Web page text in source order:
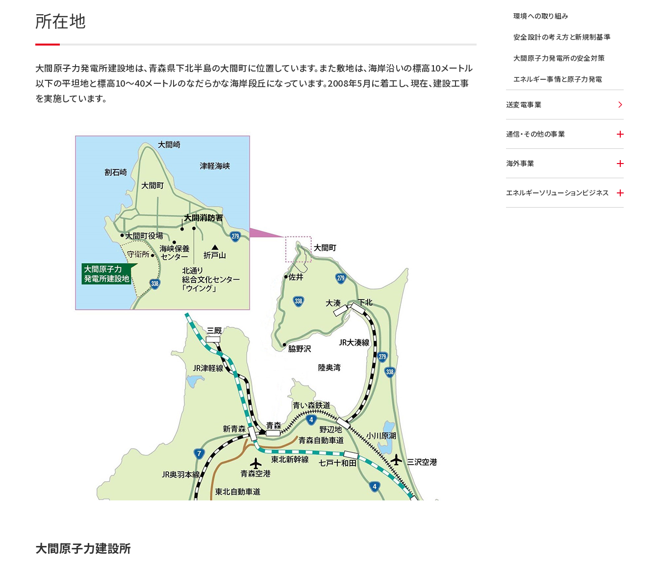
所在地
大間原子力発電所建設地は、青森県下北半島の大間町に位置しています。また敷地は、海岸沿いの標高10メートル
以下の平坦地と標高10〜40メートルのなだらかな海岸段丘になっています。2008年5月に着工し、現在、建設工事
を実施しています。
大間原子力建設所
環境への取り組み
安全設計の考え方と新規制基準
大間原子力発電所の安全対策
エネルギー事情と原子力発電
送変電事業
通信・その他の事業
海外事業
エネルギーソリューションビジネス